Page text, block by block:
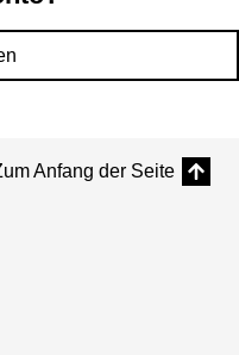
Anfang der Seite